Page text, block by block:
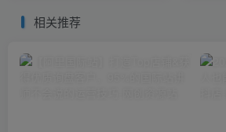
相关推荐